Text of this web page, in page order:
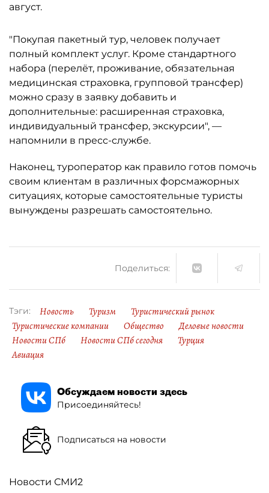
август.
"Покупая пакетный тур, человек получает
полный комплект услуг. Кроме стандартного
набора (перелёт, проживание, обязательная
медицинская страховка, групповой трансфер)
можно сразу в заявку добавить и
дополнительные: расширенная страховка,
индивидуальный трансфер, экскурсии", —
напомнили в пресс-службе.
Наконец, туроператор как правило готов помочь
своим клиентам в различных форсмажорных
ситуациях, которые самостоятельные туристы
вынуждены разрешать самостоятельно.
Поделиться:
Тэги: Новость Туризм
Туристический рынок
Туристические компании
Общество
Деловые новости
Новости СПб
Новости СПб сегодня
Турция
Авиация
Обсуждаем новости здесь
Присоединяйтесь!
Подписаться на новости
Новости СМИ2